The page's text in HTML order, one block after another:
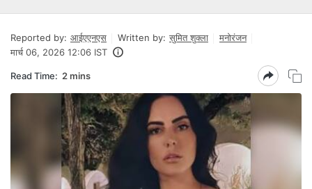
Reported by: आईएएनएस Written by: सुमित शुक्ला
मनोरंजन
मार्च 06, 2026 12:06 IST
Read Time: 2 mins